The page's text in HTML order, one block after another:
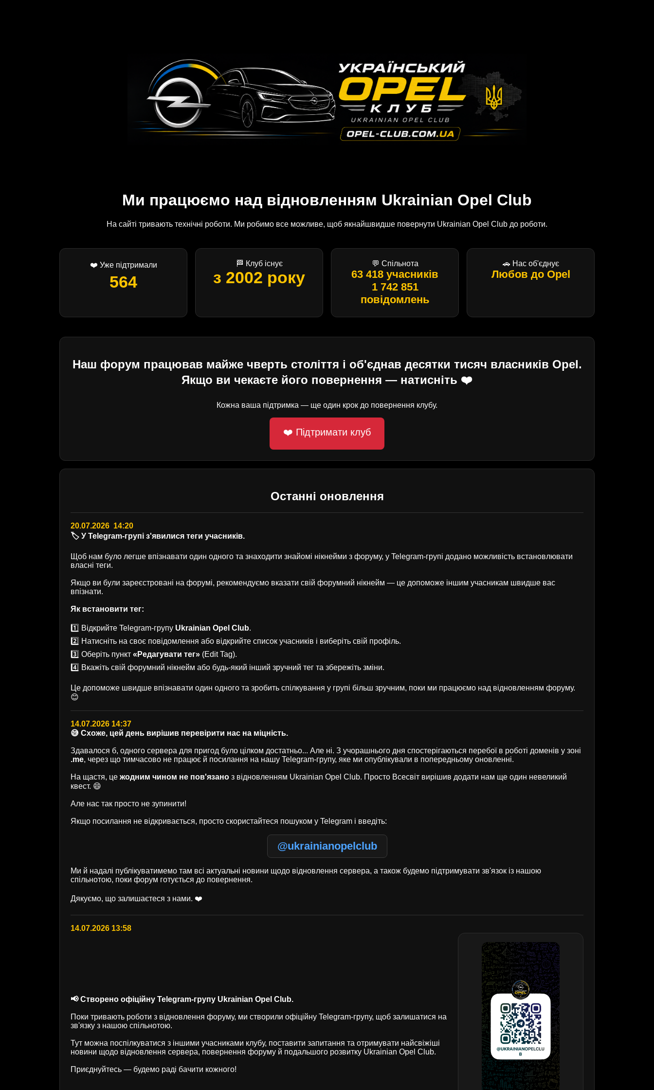
Ми працюємо над відновленням Ukrainian Opel Club
На сайті тривають технічні роботи. Ми робимо все можливе, щоб якнайшвидше повернути Ukrainian Opel Club до роботи.
❤️ Уже підтримали
564
🏁 Клуб існує
з 2002 року
💬 Спільнота
63 418 учасників
1 742 851
повідомлень
🚗 Нас об'єднує
Любов до Opel
Наш форум працював майже чверть століття і об'єднав десятки тисяч власників Opel.
Якщо ви чекаєте його повернення — натисніть ❤️
Кожна ваша підтримка — ще один крок до повернення клубу.
❤️ Підтримати клуб
Останні оновлення
20.07.2026 14:20
🏷️ У Telegram-групі з'явилися теги учасників.
Щоб нам було легше впізнавати один одного та знаходити знайомі нікнейми з форуму, у Telegram-групі додано можливість встановлювати
власні теги.
Якщо ви були зареєстровані на форумі, рекомендуємо вказати свій форумний нікнейм — це допоможе іншим учасникам швидше вас
впізнати.
Як встановити тег:
1️⃣ Відкрийте Telegram-групу Ukrainian Opel Club.
2️⃣ Натисніть на своє повідомлення або відкрийте список учасників і виберіть свій профіль.
3️⃣ Оберіть пункт «Редагувати тег» (Edit Tag).
4️⃣ Вкажіть свій форумний нікнейм або будь-який інший зручний тег та збережіть зміни.
Це допоможе швидше впізнавати один одного та зробить спілкування у групі більш зручним, поки ми працюємо над відновленням форуму.
😊
14.07.2026 14:37
😅 Схоже, цей день вирішив перевірити нас на міцність.
Здавалося б, одного сервера для пригод було цілком достатньо... Але ні. З учорашнього дня спостерігаються перебої в роботі доменів у зоні
.me, через що тимчасово не працює й посилання на нашу Telegram-групу, яке ми опублікували в попередньому оновленні.
На щастя, це жодним чином не пов'язано з відновленням Ukrainian Opel Club. Просто Всесвіт вирішив додати нам ще один невеликий
квест. 😄
Але нас так просто не зупинити!
Якщо посилання не відкривається, просто скористайтеся пошуком у Telegram і введіть:
@ukrainianopelclub
Ми й надалі публікуватимемо там всі актуальні новини щодо відновлення сервера, а також будемо підтримувати зв'язок із нашою
спільнотою, поки форум готується до повернення.
Дякуємо, що залишаєтеся з нами. ❤️
14.07.2026 13:58
📢 Створено офіційну Telegram-групу Ukrainian Opel Club.
Поки тривають роботи з відновлення форуму, ми створили офіційну Telegram-групу, щоб залишатися на
зв'язку з нашою спільнотою.
Тут можна поспілкуватися з іншими учасниками клубу, поставити запитання та отримувати найсвіжіші
новини щодо відновлення сервера, повернення форуму й подальшого розвитку Ukrainian Opel Club.
Приєднуйтесь — будемо раді бачити кожного!